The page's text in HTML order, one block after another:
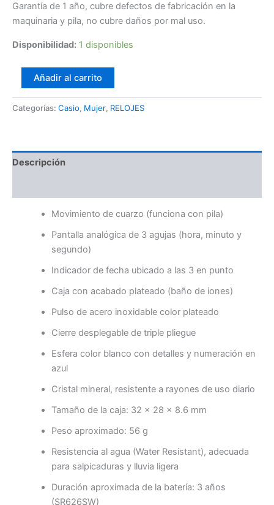
Garantía de 1 año, cubre defectos de fabricación en la
maquinaria y pila, no cubre daños por mal uso.
Disponibilidad: 1 disponibles
Añadir al carrito
Categorías: Casio, Mujer, RELOJES
Descripción
Movimiento de cuarzo (funciona con pila)
Pantalla analógica de 3 agujas (hora, minuto y
segundo)
Indicador de fecha ubicado a las 3 en punto
Caja con acabado plateado (baño de iones)
Pulso de acero inoxidable color plateado
Cierre desplegable de triple pliegue
Esfera color blanco con detalles y numeración en
azul
Cristal mineral, resistente a rayones de uso diario
Tamaño de la caja: 32 × 28 × 8.6 mm
Peso aproximado: 56 g
Resistencia al agua (Water Resistant), adecuada
para salpicaduras y lluvia ligera
Duración aproximada de la batería: 3 años
(SR626SW)